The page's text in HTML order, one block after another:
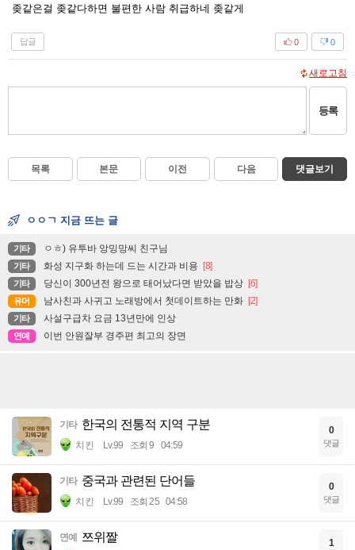
좆같은걸 좆같다하면 불편한 사람 취급하네 좆같게
답글 0
0
새로고침
등록
목록 본문 이전 다음 댓글보기
ㅇㅇㄱ 지금 뜨는 글
기타 ㅇㅎ) 유투바 앙밍망씨 친구님
기타 화성 지구화 하는데 드는 시간과 비용 [8]
기타 당신이 300년전 왕으로 태어났다면 받았을 밥상 [6]
유머 남사친과 사귀고 노래방에서 첫데이트하는 만화 [2]
기타 사설구급차 요금 13년만에 인상
연예 이번 안원잘부 경주편 최고의 장면
기타 한국의 전통적 지역 구분
치킨 Lv.99 조회 9 04:59
0
댓글
기타 중국과 관련된 단어들
치킨 Lv.99 조회 25 04:58
0
댓글
연예 쯔위짤 1